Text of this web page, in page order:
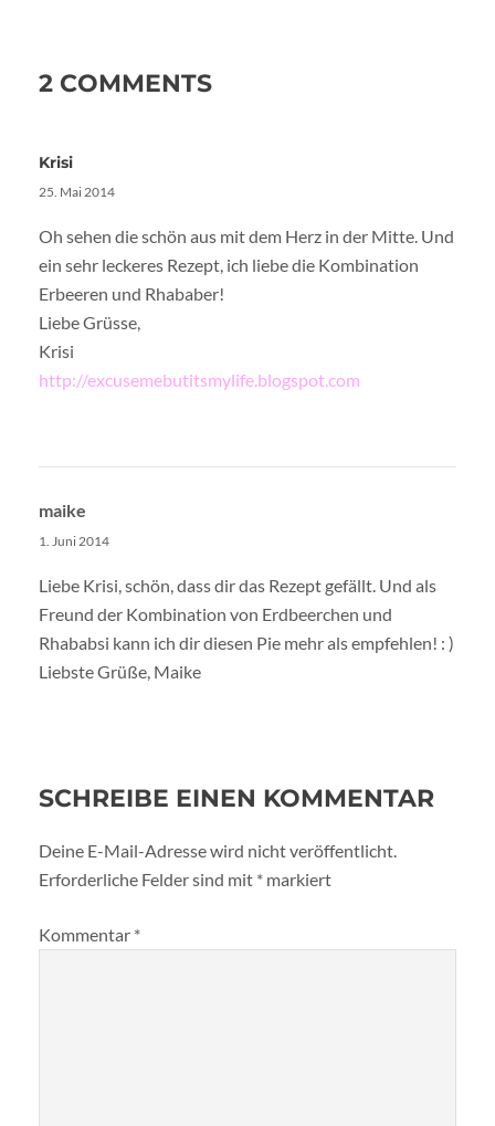
2 COMMENTS
Krisi
25. Mai 2014
Oh sehen die schön aus mit dem Herz in der Mitte. Und
ein sehr leckeres Rezept, ich liebe die Kombination
Erbeeren und Rhababer!
Liebe Grüsse,
Krisi
http://excusemebutitsmylife.blogspot.com
maike
1. Juni 2014
Liebe Krisi, schön, dass dir das Rezept gefällt. Und als
Freund der Kombination von Erdbeerchen und
Rhababsi kann ich dir diesen Pie mehr als empfehlen! : )
Liebste Grüße, Maike
SCHREIBE EINEN KOMMENTAR
Deine E-Mail-Adresse wird nicht veröffentlicht.
Erforderliche Felder sind mit * markiert
Kommentar *